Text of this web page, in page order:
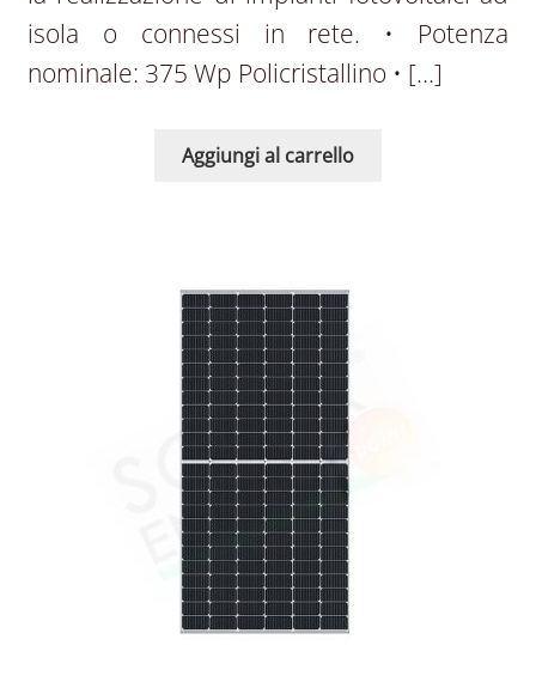
isola o connessi in rete. • Potenza
nominale: 375 Wp Policristallino • […]
Aggiungi al carrello